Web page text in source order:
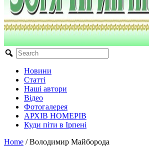
Новини
Статті
Наші автори
Відео
Фотогалерея
АРХІВ НОМЕРІВ
Куди піти в Ірпені
Home / Володимир Майборода